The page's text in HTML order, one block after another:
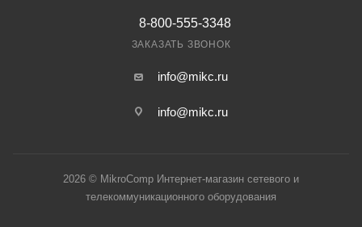
8-800-555-3348
ЗАКАЗАТЬ ЗВОНОК
info@mikc.ru
info@mikc.ru
2026 © MikroComp Интернет-магазин сетевого и
телекоммуникационного оборудования